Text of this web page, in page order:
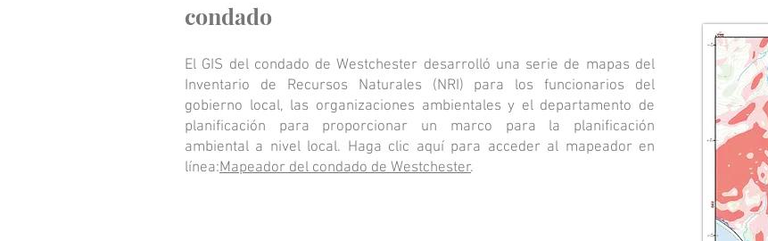
condado
El GIS del condado de Westchester desarrolló una serie de mapas del
Inventario de Recursos Naturales (NRI) para los funcionarios del
gobierno local, las organizaciones ambientales y el departamento de
planificación para proporcionar un marco para la planificación
ambiental a nivel local. Haga clic aquí para acceder al mapeador en
línea:Mapeador del condado de Westchester.